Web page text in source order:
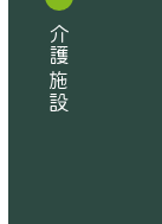
介護施設